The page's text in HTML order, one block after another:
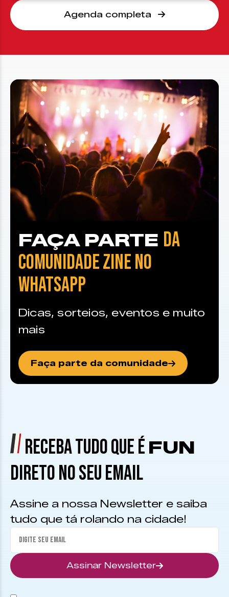
Agenda completa
FAÇA PARTE DA
COMUNIDADE ZINE NO
WHATSAPP
Dicas, sorteios, eventos e muito
mais
Faça parte da comunidade
RECEBA TUDO QUE É FUN
DIRETO NO SEU EMAIL
Assine a nossa Newsletter e saiba
tudo que tá rolando na cidade!
Assinar Newsletter